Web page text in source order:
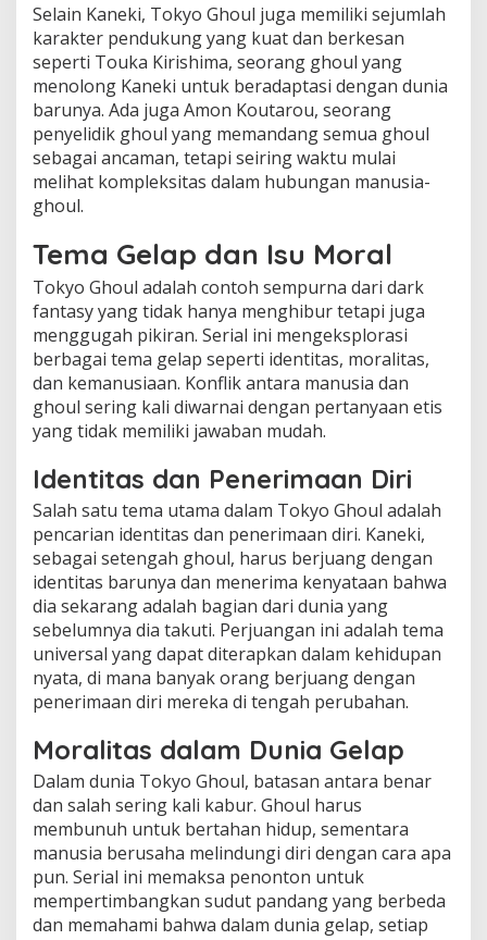
Selain Kaneki, Tokyo Ghoul juga memiliki sejumlah
karakter pendukung yang kuat dan berkesan
seperti Touka Kirishima, seorang ghoul yang
menolong Kaneki untuk beradaptasi dengan dunia
barunya. Ada juga Amon Koutarou, seorang
penyelidik ghoul yang memandang semua ghoul
sebagai ancaman, tetapi seiring waktu mulai
melihat kompleksitas dalam hubungan manusia-
ghoul.
Tema Gelap dan Isu Moral
Tokyo Ghoul adalah contoh sempurna dari dark
fantasy yang tidak hanya menghibur tetapi juga
menggugah pikiran. Serial ini mengeksplorasi
berbagai tema gelap seperti identitas, moralitas,
dan kemanusiaan. Konflik antara manusia dan
ghoul sering kali diwarnai dengan pertanyaan etis
yang tidak memiliki jawaban mudah.
Identitas dan Penerimaan Diri
Salah satu tema utama dalam Tokyo Ghoul adalah
pencarian identitas dan penerimaan diri. Kaneki,
sebagai setengah ghoul, harus berjuang dengan
identitas barunya dan menerima kenyataan bahwa
dia sekarang adalah bagian dari dunia yang
sebelumnya dia takuti. Perjuangan ini adalah tema
universal yang dapat diterapkan dalam kehidupan
nyata, di mana banyak orang berjuang dengan
penerimaan diri mereka di tengah perubahan.
Moralitas dalam Dunia Gelap
Dalam dunia Tokyo Ghoul, batasan antara benar
dan salah sering kali kabur. Ghoul harus
membunuh untuk bertahan hidup, sementara
manusia berusaha melindungi diri dengan cara apa
pun. Serial ini memaksa penonton untuk
mempertimbangkan sudut pandang yang berbeda
dan memahami bahwa dalam dunia gelap, setiap